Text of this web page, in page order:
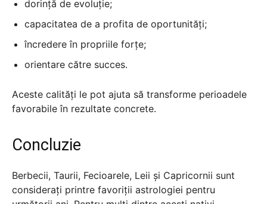
dorință de evoluție;
capacitatea de a profita de oportunități;
încredere în propriile forțe;
orientare către succes.
Aceste calități le pot ajuta să transforme perioadele
favorabile în rezultate concrete.
Concluzie
Berbecii, Taurii, Fecioarele, Leii și Capricornii sunt
considerați printre favoriții astrologiei pentru